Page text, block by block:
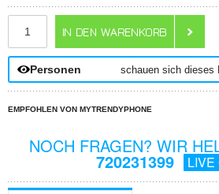
Personen schauen sich dieses
EMPFOHLEN VON MYTRENDYPHONE
NOCH FRAGEN? WIR
720231399 LIVE